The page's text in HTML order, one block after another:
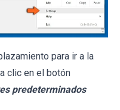
para ir a la
clic en el botón
predeterminados